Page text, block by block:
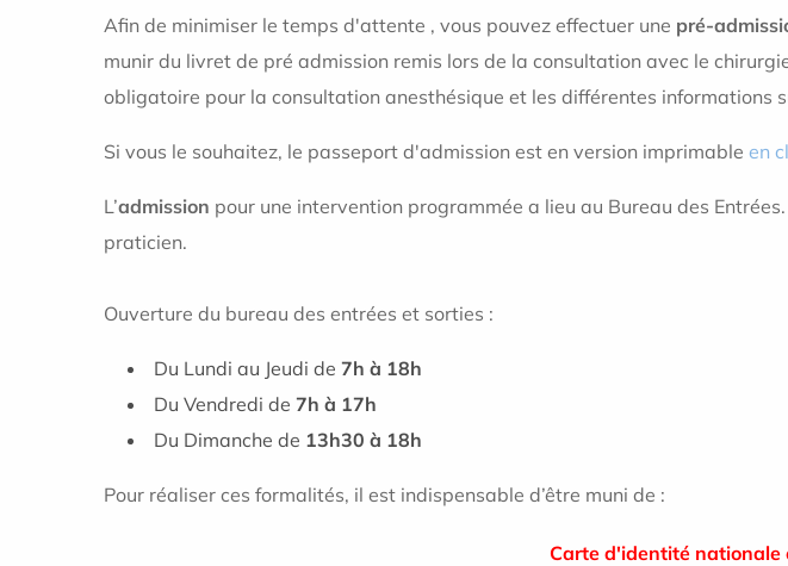
Afin de minimiser le temps d'attente , vous pouvez effectuer une pré-
munir du livret de pré admission remis lors de la consultation avec le
obligatoire pour la consultation anesthésique et les différentes
Si vous le souhaitez, le passeport d'admission est en version imprimable en
L’admission pour une intervention programmée a lieu au Bureau des
praticien.
Ouverture du bureau des entrées et sorties :
Du Lundi au Jeudi de 7h à 18h
Du Vendredi de 7h à 17h
Du Dimanche de 13h30 à 18h
Pour réaliser ces formalités, il est indispensable d’être muni de :
Carte d'identité nationale